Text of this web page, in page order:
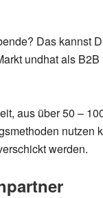
Das kannst
undhat als
aus über 50 –
nutzen
werden.